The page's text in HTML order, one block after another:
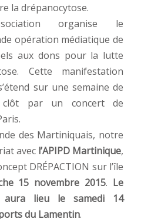
la drépanocytose.
organise le
opération médiatique de
aux dons pour la lutte
Cette manifestation
sur une semaine de
clôt par un concert de
des Martiniquais, notre
avec l’APIPD Martinique,
DRÉPACTION sur l’île
15 novembre 2015. Le
aura lieu le samedi 14
du Lamentin.